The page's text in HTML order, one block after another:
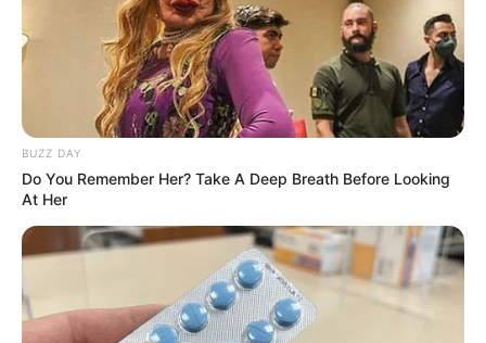
BUZZ DAY
Do You Remember Her? Take A Deep Breath Before Looking
At Her